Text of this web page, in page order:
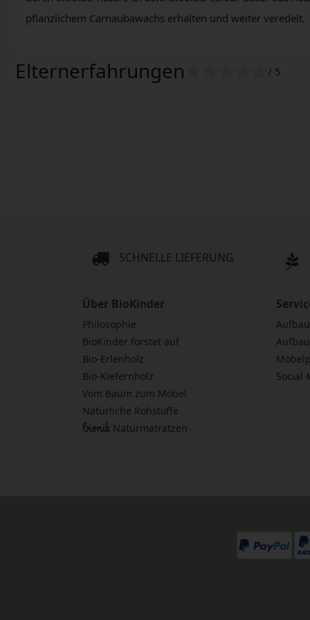
pflanzlichem Carnaubawachs erhalten und weiter veredelt.
Elternerfahrungen
/ 5
SCHNELLE LIEFERUNG
Über BioKinder
Philosophie
BioKinder forstet auf
Bio-Erlenholz
Bio-Kiefernholz
Vom Baum zum Möbel
Natürliche Rohstoffe
bionik Naturmatratzen
Social